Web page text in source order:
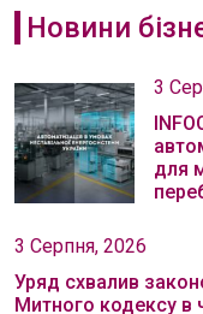
Новини
3
для
3 Серпня, 2026
Уряд схвалив
Митного кодексу в